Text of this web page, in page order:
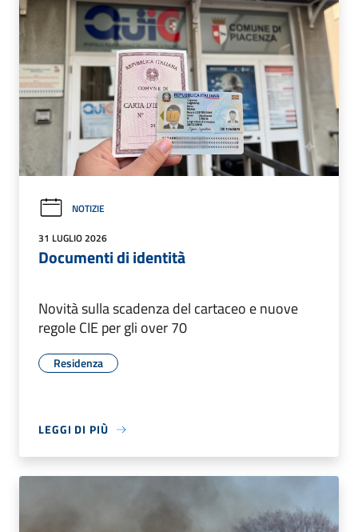
NOTIZIE
31 LUGLIO 2026
Documenti di identità
Novità sulla scadenza del cartaceo e nuove
regole CIE per gli over 70
Residenza
LEGGI DI PIÙ